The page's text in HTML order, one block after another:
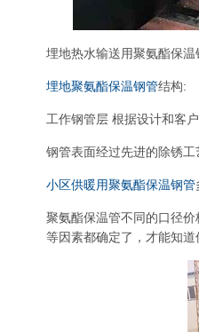
埋地热水输送用聚氨酯保温
埋地聚氨酯保温钢管结构:
工作钢管层 根据设计和客
钢管表面经过先进的除锈
小区供暖用聚氨酯保温钢管
聚氨酯保温管不同的口径
等因素都确定了，才能知道